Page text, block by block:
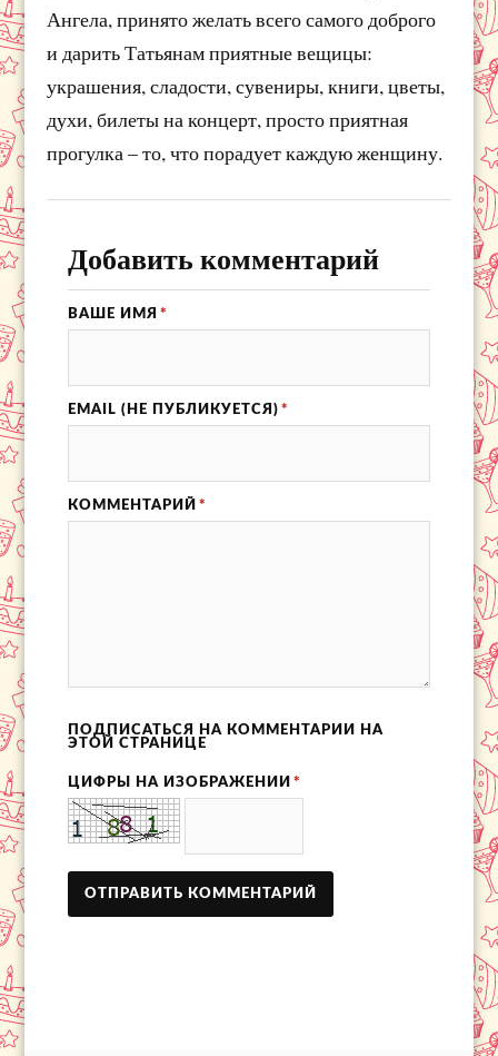
Ангела, принято желать всего самого доброго
и дарить Татьянам приятные вещицы:
украшения, сладости, сувениры, книги, цветы,
духи, билеты на концерт, просто приятная
прогулка – то, что порадует каждую женщину.
Добавить комментарий
ВАШЕ ИМЯ *
EMAIL (НЕ ПУБЛИКУЕТСЯ) *
КОММЕНТАРИЙ *
ПОДПИСАТЬСЯ НА КОММЕНТАРИИ НА
ЭТОЙ СТРАНИЦЕ
ЦИФРЫ НА ИЗОБРАЖЕНИИ *